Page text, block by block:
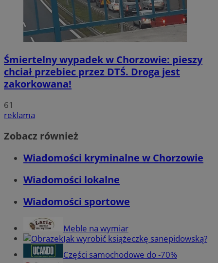
Śmiertelny wypadek w Chorzowie: pieszy
chciał przebiec przez DTŚ. Droga jest
zakorkowana!
61
reklama
Zobacz również
Wiadomości kryminalne w Chorzowie
Wiadomości lokalne
Wiadomości sportowe
Meble na wymiar
Jak wyrobić książeczkę sanepidowską?
Części samochodowe do -70%